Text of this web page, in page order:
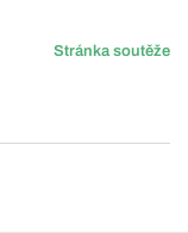
Stránka soutěže